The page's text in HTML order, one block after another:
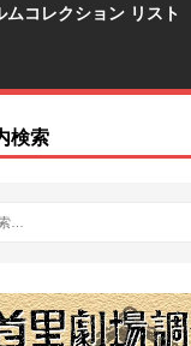
コレクション リスト
検索